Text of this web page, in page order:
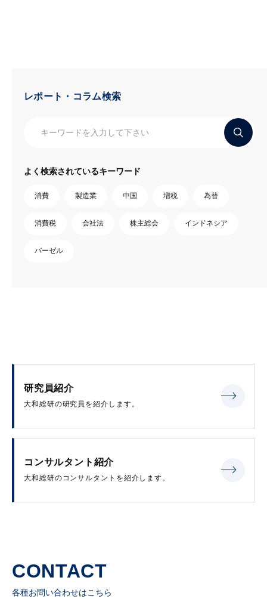
レポート・コラム検索
よく検索されているキーワード
消費 製造業 中国 増税 為替
消費税 会社法 株主総会 インドネシア
バーゼル
研究員紹介
大和総研の研究員を紹介します。
コンサルタント紹介
大和総研のコンサルタントを紹介します。
CONTACT
各種お問い合わせはこちら